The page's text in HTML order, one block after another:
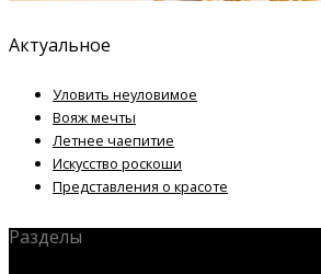
Актуальное
Уловить неуловимое
Вояж мечты
Летнее чаепитие
Искусство роскоши
Представления о красоте
Разделы